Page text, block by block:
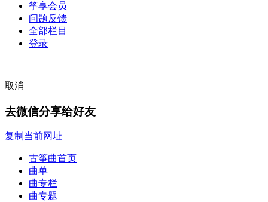
筝享会员
问题反馈
全部栏目
登录
取消
去微信分享给好友
复制当前网址
古筝曲首页
曲单
曲专栏
曲专题